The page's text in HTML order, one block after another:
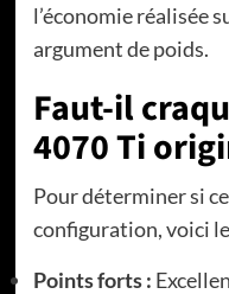
l’économie réalisée
argument de poids.
Faut-il
4070 Ti
Pour déterminer si
configuration, voici
Points forts :